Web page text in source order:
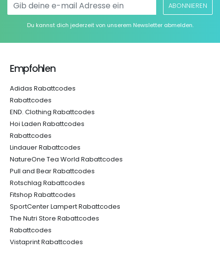
ABONNIEREN
Du kannst dich jederzeit von unserem Newsletter abmelden.
Empfohlen
Adidas Rabattcodes
Rabattcodes
END. Clothing Rabattcodes
Hoi Laden Rabattcodes
Rabattcodes
Lindauer Rabattcodes
NatureOne Tea World Rabattcodes
Pull and Bear Rabattcodes
Rotschlag Rabattcodes
Fitshop Rabattcodes
SportCenter Lampert Rabattcodes
The Nutri Store Rabattcodes
Rabattcodes
Vistaprint Rabattcodes